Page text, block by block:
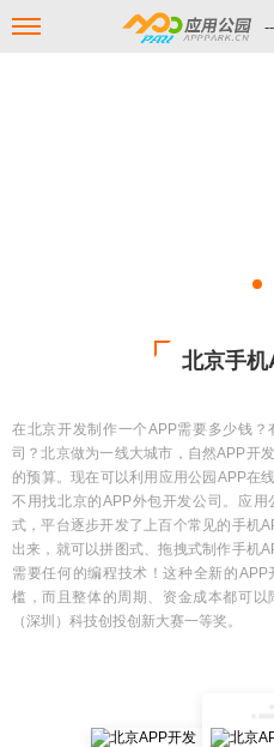
北京手
在北京开发制作一个APP需要多少钱
司？北京做为一线大城市，自然APP开
的预算。现在可以利用应用公园APP在
不用找北京的APP外包开发公司。应
式，平台逐步开发了上百个常见的手机
出来，就可以拼图式、拖拽式制作手机
需要任何的编程技术！这种全新的
槛，而且整体的周期、资金成本都可
（深圳）科技创投创新大赛一等奖。